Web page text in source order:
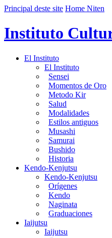
Principal deste site Home Niten
Instituto
El Instituto
El Instituto
Sensei
Momentos de Oro
Metodo Kir
Salud
Modalidades
Estilos antiguos
Musashi
Samurai
Bushido
Historia
Kendo-Kenjutsu
Kendo-Kenjutsu
Orígenes
Kendo
Naginata
Graduaciones
Iaijutsu
Iaijutsu